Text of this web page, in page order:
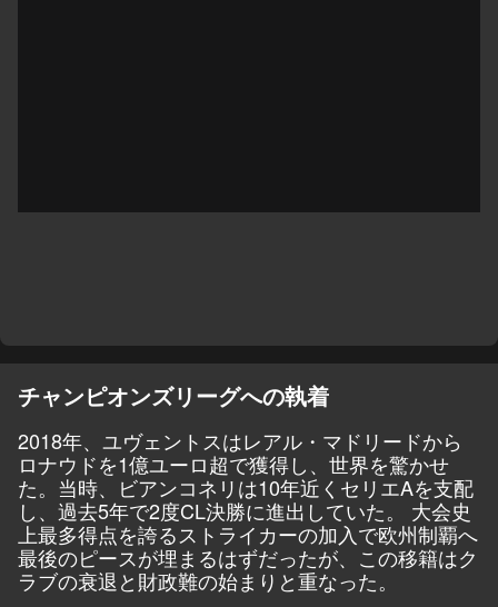
チャンピオンズリーグへの執着
2018年、ユヴェントスはレアル・マドリードから
ロナウドを1億ユーロ超で獲得し、世界を驚かせ
た。当時、ビアンコネリは10年近くセリエAを支配
し、過去5年で2度CL決勝に進出していた。 大会史
上最多得点を誇るストライカーの加入で欧州制覇へ
最後のピースが埋まるはずだったが、この移籍はク
ラブの衰退と財政難の始まりと重なった。